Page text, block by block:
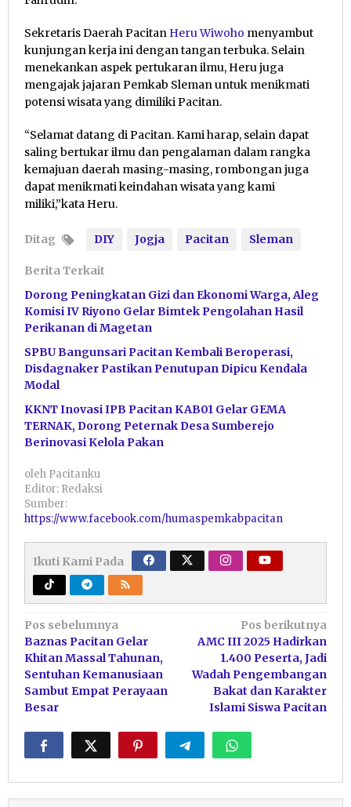
Sekretaris Daerah Pacitan Heru Wiwoho menyambut
kunjungan kerja ini dengan tangan terbuka. Selain
menekankan aspek pertukaran ilmu, Heru juga
mengajak jajaran Pemkab Sleman untuk menikmati
potensi wisata yang dimiliki Pacitan.
“Selamat datang di Pacitan. Kami harap, selain dapat
saling bertukar ilmu dan pengalaman dalam rangka
kemajuan daerah masing-masing, rombongan juga
dapat menikmati keindahan wisata yang kami
miliki,”kata Heru.
Ditag DIY Jogja Pacitan Sleman
Berita Terkait
Dorong Peningkatan Gizi dan Ekonomi Warga, Aleg
Komisi IV Riyono Gelar Bimtek Pengolahan Hasil
Perikanan di Magetan
SPBU Bangunsari Pacitan Kembali Beroperasi,
Disdagnaker Pastikan Penutupan Dipicu Kendala
Modal
KKNT Inovasi IPB Pacitan KAB01 Gelar GEMA
TERNAK, Dorong Peternak Desa Sumberejo
Berinovasi Kelola Pakan
oleh Pacitanku
Editor: Redaksi
Sumber:
https://www.facebook.com/humaspemkabpacitan
Ikuti Kami Pada
Navigasi
pos
Pos sebelumnya
Baznas Pacitan Gelar
Khitan Massal Tahunan,
Sentuhan Kemanusiaan
Sambut Empat Perayaan
Besar
Pos berikutnya
AMC III 2025 Hadirkan
1.400 Peserta, Jadi
Wadah Pengembangan
Bakat dan Karakter
Islami Siswa Pacitan